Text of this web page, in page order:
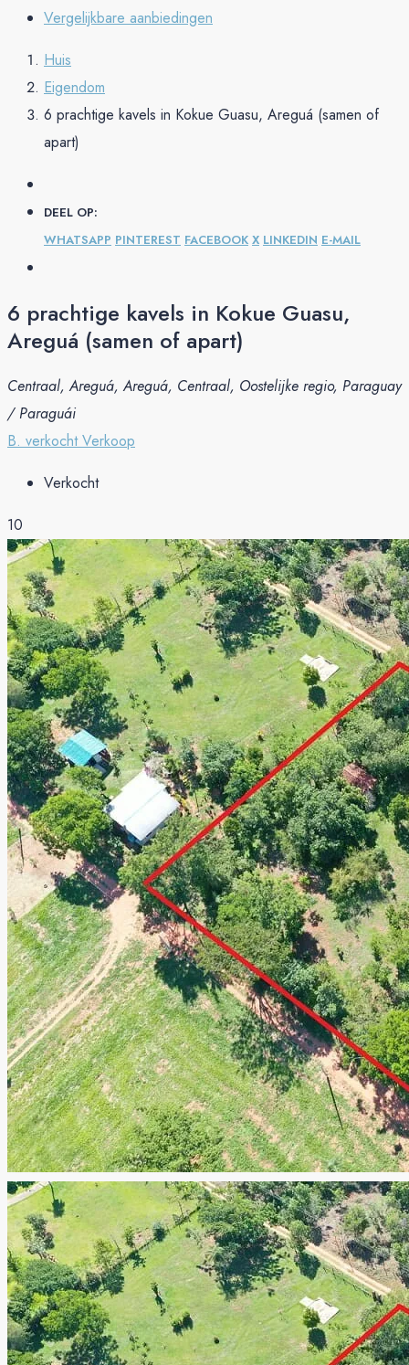
Vergelijkbare aanbiedingen
Huis
Eigendom
6 prachtige kavels in Kokue Guasu, Areguá (samen of
apart)
DEEL OP:
WHATSAPP PINTEREST FACEBOOK X LINKEDIN E-MAIL
6 prachtige kavels in Kokue Guasu,
Areguá (samen of apart)
Centraal, Areguá, Areguá, Centraal, Oostelijke regio, Paraguay
/ Paraguái
B. verkochtVerkoop
Verkocht
10